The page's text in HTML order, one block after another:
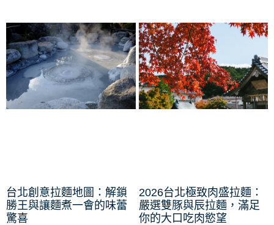
台北創意拉麵地圖：解鎖
勝王與讓麵煮一會的味蕾
驚喜
2026台北極致肉盛拉麵：
嚴選雙豚與辰拉麵，滿足
你的大口吃肉慾望